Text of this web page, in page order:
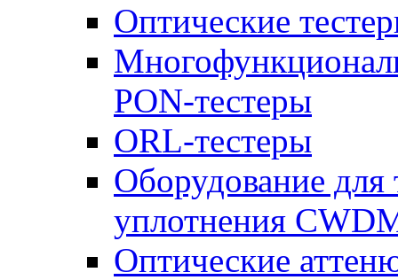
Оптические
PON-тестеры
ORL-тестеры
Оборудование для
уплотнения
Оптические